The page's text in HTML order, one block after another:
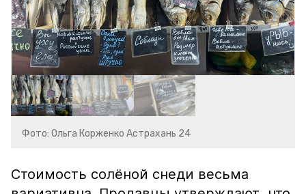
Фото: Ольга Корженко Астрахань 24
Стоимость солёной снеди весьма